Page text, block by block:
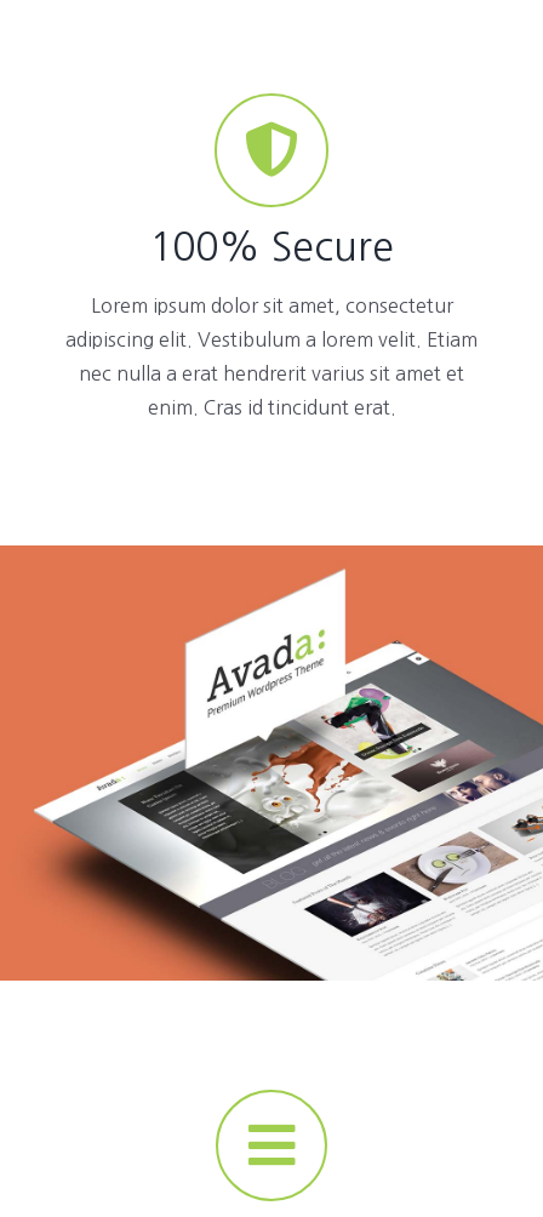
100% Secure
Lorem ipsum dolor sit amet, consectetur
adipiscing elit. Vestibulum a lorem velit. Etiam
nec nulla a erat hendrerit varius sit amet et
enim. Cras id tincidunt erat.